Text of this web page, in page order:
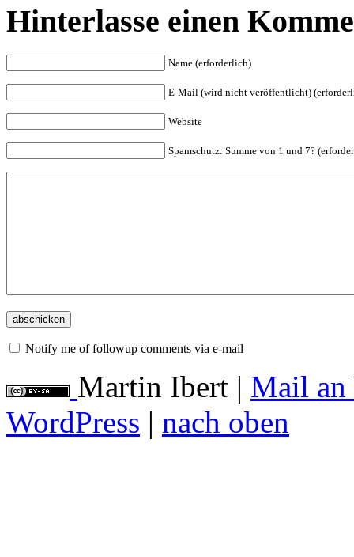
Hinterlasse einen
Name (erforderlich)
E-Mail (wird nicht veröffentlicht)
Website
Spamschutz: Summe von 1 und 7?
Notify me of followup comments via e-mail
Martin Ibert | Mail an
WordPress | nach oben